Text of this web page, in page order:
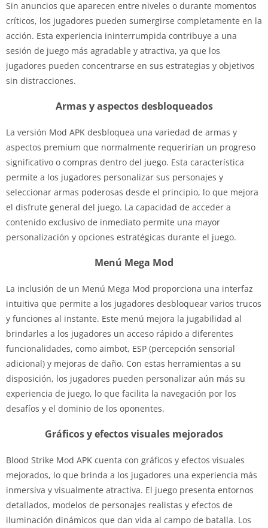
Sin anuncios que aparecen entre niveles o durante momentos
críticos, los jugadores pueden sumergirse completamente en la
acción. Esta experiencia ininterrumpida contribuye a una
sesión de juego más agradable y atractiva, ya que los
jugadores pueden concentrarse en sus estrategias y objetivos
sin distracciones.
Armas y aspectos desbloqueados
La versión Mod APK desbloquea una variedad de armas y
aspectos premium que normalmente requerirían un progreso
significativo o compras dentro del juego. Esta característica
permite a los jugadores personalizar sus personajes y
seleccionar armas poderosas desde el principio, lo que mejora
el disfrute general del juego. La capacidad de acceder a
contenido exclusivo de inmediato permite una mayor
personalización y opciones estratégicas durante el juego.
Menú Mega Mod
La inclusión de un Menú Mega Mod proporciona una interfaz
intuitiva que permite a los jugadores desbloquear varios trucos
y funciones al instante. Este menú mejora la jugabilidad al
brindarles a los jugadores un acceso rápido a diferentes
funcionalidades, como aimbot, ESP (percepción sensorial
adicional) y mejoras de daño. Con estas herramientas a su
disposición, los jugadores pueden personalizar aún más su
experiencia de juego, lo que facilita la navegación por los
desafíos y el dominio de los oponentes.
Gráficos y efectos visuales mejorados
Blood Strike Mod APK cuenta con gráficos y efectos visuales
mejorados, lo que brinda a los jugadores una experiencia más
inmersiva y visualmente atractiva. El juego presenta entornos
detallados, modelos de personajes realistas y efectos de
iluminación dinámicos que dan vida al campo de batalla. Los